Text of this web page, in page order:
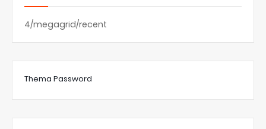
4/megagrid/recent
Thema Password